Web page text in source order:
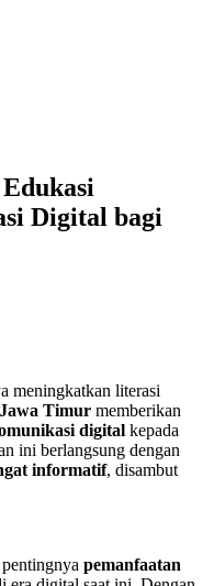
Digital bagi
meningkatkan literasi
Timur memberikan
digital kepada
ini berlangsung dengan
informatif, disambut
pemanfaatan